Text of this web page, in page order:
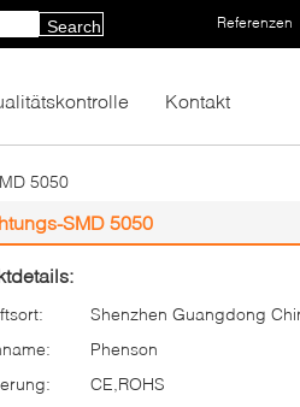
Referenzen
Search
Kontakt
5050
SMD 5050
Shenzhen Guangdong
Phenson
CE,ROHS